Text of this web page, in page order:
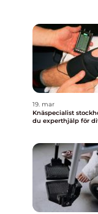
19. mar
Knäspecialist stockholm när
du experthjälp för